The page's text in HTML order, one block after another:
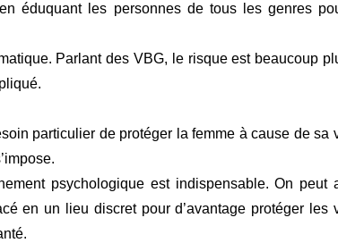
éduquant les personnes de tous les genres
Parlant des VBG, le risque est beaucoup
particulier de protéger la femme à cause de sa
psychologique est indispensable. On peut
en un lieu discret pour d’avantage protéger les